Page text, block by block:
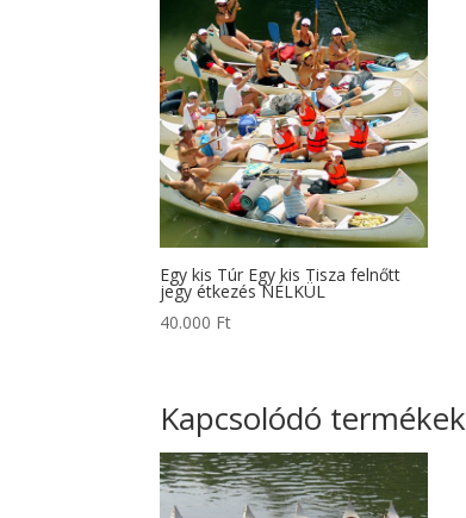
Egy kis Túr Egy kis Tisza felnőtt
jegy étkezés NÉLKÜL
40.000 Ft
Kapcsolódó termékek